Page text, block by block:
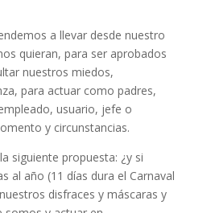
a llevar desde nuestro
quieran, para ser aprobados
nuestros miedos,
para actuar como padres,
usuario, jefe o
y circunstancias.
siguiente propuesta: ¿y si
al año (11 días dura el Carnaval
disfraces y máscaras y